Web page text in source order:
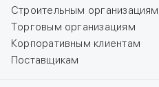
Строительным организациям
Торговым организациям
Корпоративным клиентам
Поставщикам